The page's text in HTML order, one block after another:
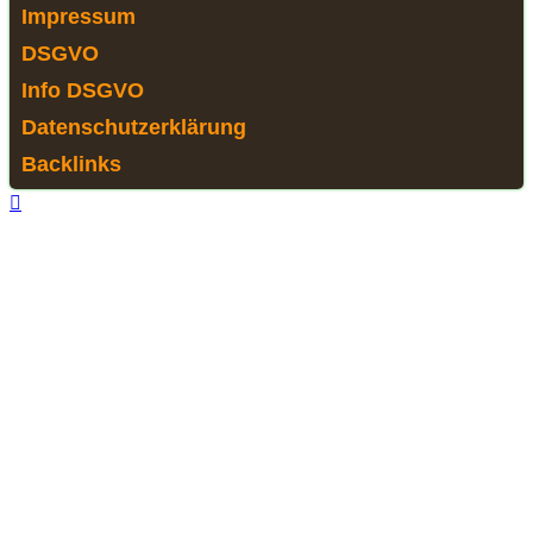
Impressum
DSGVO
Info DSGVO
Datenschutzerklärung
Backlinks